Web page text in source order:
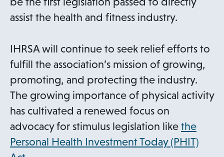
n
n
e
w
t
a
b
assist the health and fitness industry.
IHRSA will continue to seek relief efforts to
fulfill the association’s mission of growing,
promoting, and protecting the industry.
The growing importance of physical activity
has cultivated a renewed focus on
advocacy for stimulus legislation like the
Personal Health Investment Today (PHIT)